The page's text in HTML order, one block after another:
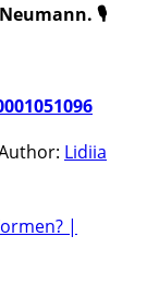
🎙️
Lidiia
|